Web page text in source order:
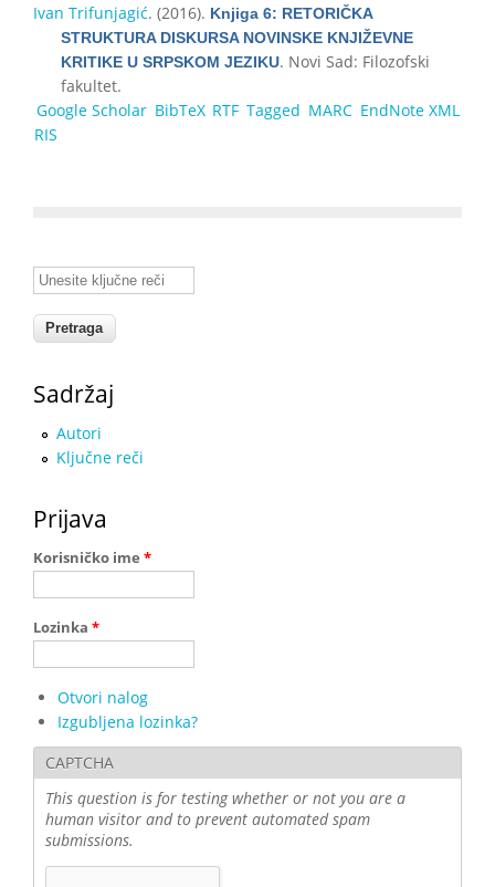
Ivan Trifunjagić. (2016). Knjiga 6: RETORIČKA
STRUKTURA DISKURSA NOVINSKE KNJIŽEVNE
KRITIKE U SRPSKOM JEZIKU. Novi Sad: Filozofski
fakultet.
Google Scholar BibTeX RTF Tagged MARC EndNote XML
RIS
Unesite ključne reči
Sadržaj
Autori
Ključne reči
Prijava
Korisničko ime *
Lozinka *
Otvori nalog
Izgubljena lozinka?
CAPTCHA
This question is for testing whether or not you are a
human visitor and to prevent automated spam
submissions.